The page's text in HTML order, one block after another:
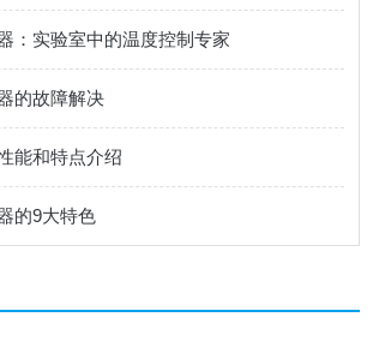
：实验室中的温度控制专家
的故障解决
能和特点介绍
的9大特色